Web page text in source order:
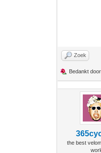
Zoek
Bedankt
the best